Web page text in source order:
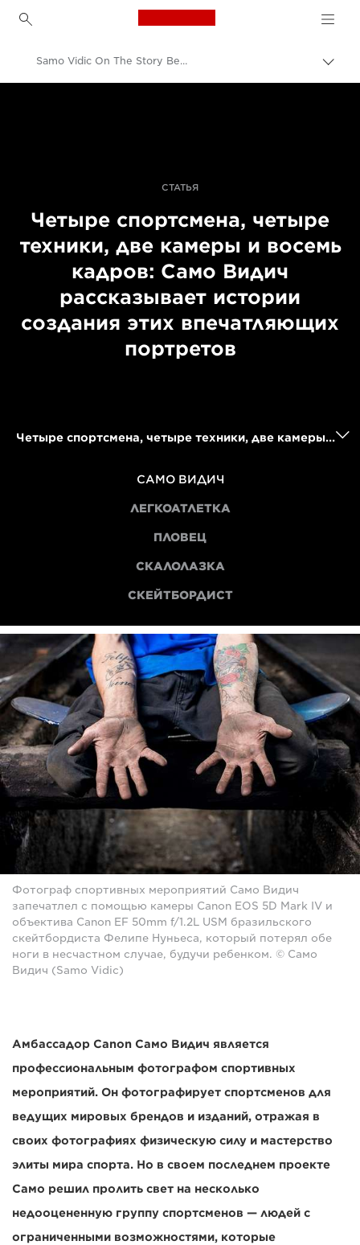
Canon Logo, back to
Samo Vidic On The Story Behind His Portraits Of Disabled Athletes
СТАТЬЯ
Четыре спортсмена, четыре
техники, две камеры и восемь
кадров: Само Видич
рассказывает истории
создания этих впечатляющих
портретов
Четыре спортсмена, четыре техники, две камеры и восемь кадров: Само Видич рассказывает истории создания этих впечатляющих портретов
САМО ВИДИЧ
ЛЕГКОАТЛЕТКА
ПЛОВЕЦ
СКАЛОЛАЗКА
СКЕЙТБОРДИСТ
Фотограф спортивных мероприятий Само Видич
запечатлел с помощью камеры Canon EOS 5D Mark IV и
объектива Canon EF 50mm f/1.2L USM бразильского
скейтбордиста Фелипе Нуньеса, который потерял обе
ноги в несчастном случае, будучи ребенком. © Само
Видич (Samo Vidic)
Амбассадор Canon Само Видич является
профессиональным фотографом спортивных
мероприятий. Он фотографирует спортсменов для
ведущих мировых брендов и изданий, отражая в
своих фотографиях физическую силу и мастерство
элиты мира спорта. Но в своем последнем проекте
Само решил пролить свет на несколько
недооцененную группу спортсменов — людей с
ограниченными возможностями, которые